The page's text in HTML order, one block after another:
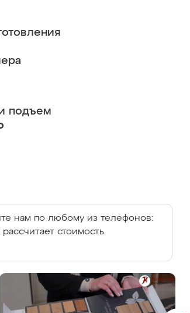
подъем
нам по любому из телефонов:
стоимость.